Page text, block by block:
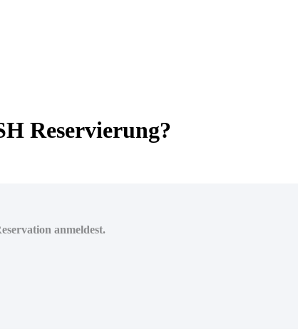
Reservierung?
anmeldest.